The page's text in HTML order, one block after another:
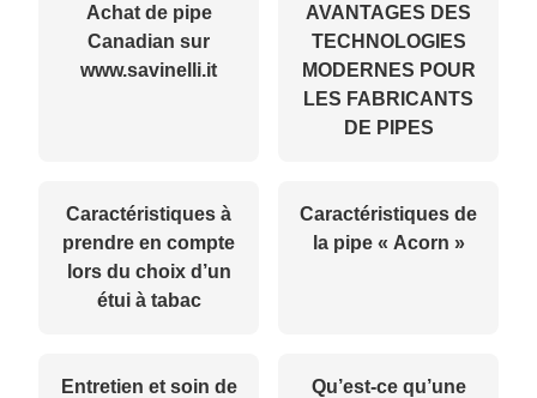
Achat de pipe
Canadian sur
www.savinelli.it
AVANTAGES DES
TECHNOLOGIES
MODERNES POUR
LES FABRICANTS
DE PIPES
Caractéristiques à
prendre en compte
lors du choix d’un
étui à tabac
Caractéristiques de
la pipe « Acorn »
Entretien et soin de
Qu’est-ce qu’une